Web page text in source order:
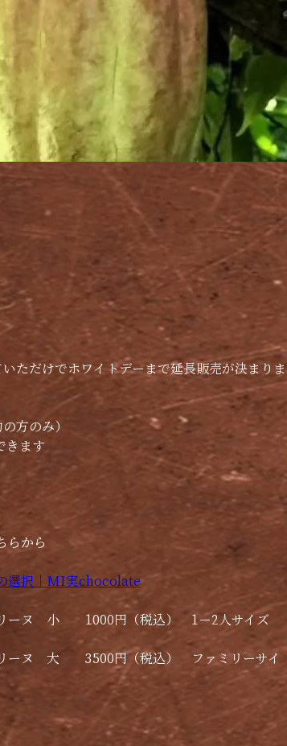
ただけでホワイトデーまで延長販売が決まりま
方のみ）
きます
らから
選択｜MI実chocolate
ーヌ　小　　1000円（税込）　1－2人サイズ
ーヌ　大　　3500円（税込）　ファミリーサイ